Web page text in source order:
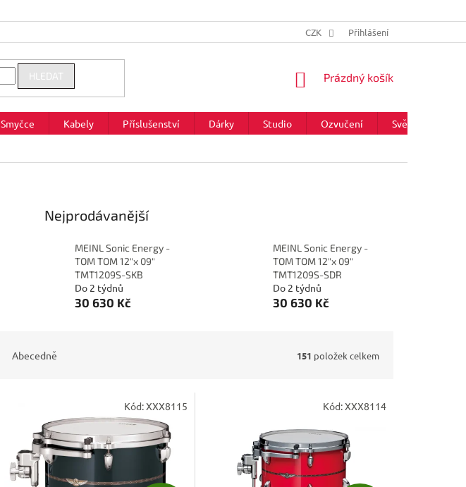
CZK Přihlášení
HLEDAT
NÁKUPNÍ
Prázdný košík
Smyčce Kabely Příslušenství Dárky Studio Ozvučení Světla
Nejprodávanější
MEINL Sonic Energy -
TOM TOM 12"x 09"
TMT1209S-SKB
Do 2 týdnů
30 630 Kč
MEINL Sonic Energy -
TOM TOM 12"x 09"
TMT1209S-SDR
Do 2 týdnů
30 630 Kč
Abecedně 151 položek celkem
Kód:XXX8115 Kód:XXX8114